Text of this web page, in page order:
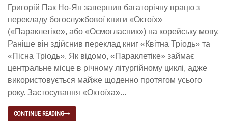
Григорій Пак Но-Ян завершив багаторічну працю з
перекладу богослужбової книги «Октоїх»
(«Параклетіке», або «Осмогласник») на корейську мову.
Раніше він здійснив переклад книг «Квітна Тріодь» та
«Пісна Тріодь». Як відомо, «Параклетіке» займає
центральне місце в річному літургійному циклі, адже
використовується майже щоденно протягом усього
року. Застосування «Октоїха»...
CONTINUE READING